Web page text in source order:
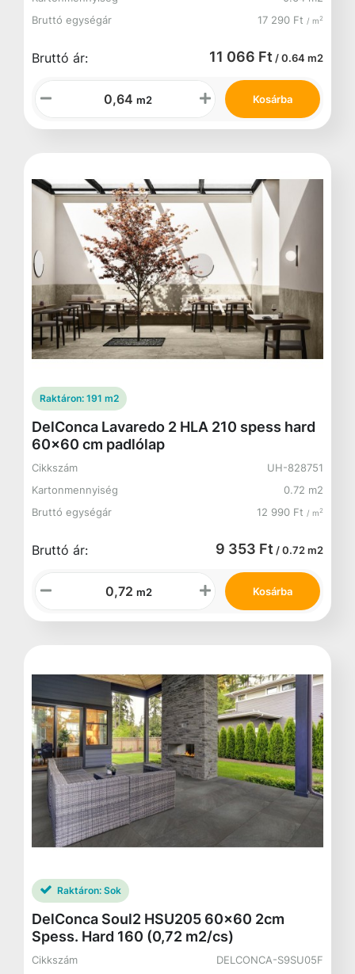
Bruttó egységár
17 290 Ft / m2
Bruttó ár: 11 066 Ft / 0.64 m2
m2 Kosárba
Raktáron: 191 m2
DelConca Lavaredo 2 HLA 210 spess hard
60x60 cm padlólap
Cikkszám
UH-828751
Kartonmennyiség
0.72 m2
Bruttó egységár
12 990 Ft / m2
Bruttó ár: 9 353 Ft / 0.72 m2
m2 Kosárba
Raktáron: Sok
DelConca Soul2 HSU205 60x60 2cm
Spess. Hard 160 (0,72 m2/cs)
Cikkszám
DELCONCA-S9SU05F